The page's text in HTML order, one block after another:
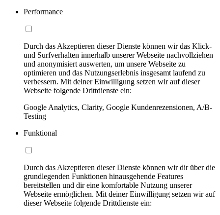
Performance
Durch das Akzeptieren dieser Dienste können wir das Klick-
und Surfverhalten innerhalb unserer Webseite nachvollziehen
und anonymisiert auswerten, um unsere Webseite zu
optimieren und das Nutzungserlebnis insgesamt laufend zu
verbessern. Mit deiner Einwilligung setzen wir auf dieser
Webseite folgende Drittdienste ein:
Google Analytics, Clarity, Google Kundenrezensionen, A/B-
Testing
Funktional
Durch das Akzeptieren dieser Dienste können wir dir über die
grundlegenden Funktionen hinausgehende Features
bereitstellen und dir eine komfortable Nutzung unserer
Webseite ermöglichen. Mit deiner Einwilligung setzen wir auf
dieser Webseite folgende Drittdienste ein: